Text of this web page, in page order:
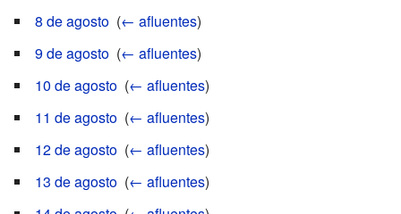
8 de agosto (← afluentes)
9 de agosto (← afluentes)
10 de agosto (← afluentes)
11 de agosto (← afluentes)
12 de agosto (← afluentes)
13 de agosto (← afluentes)